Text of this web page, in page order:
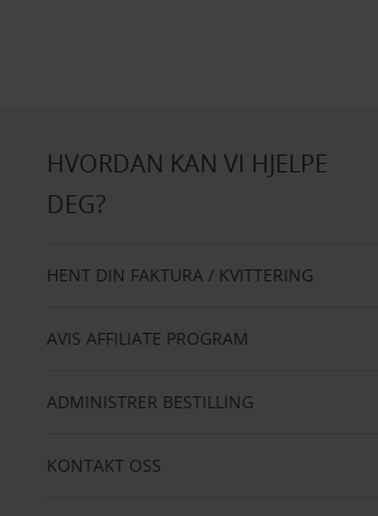
HVORDAN KAN VI HJELPE
DEG?
HENT DIN FAKTURA / KVITTERING
AVIS AFFILIATE PROGRAM
ADMINISTRER BESTILLING
KONTAKT OSS